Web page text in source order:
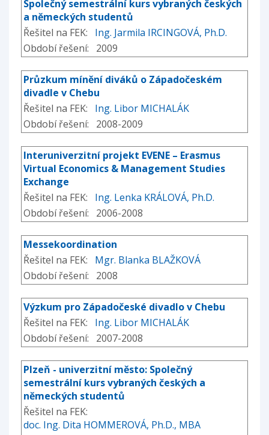
Společný semestrální kurs vybraných českých
a německých studentů
Řešitel na FEK: Ing. Jarmila IRCINGOVÁ, Ph.D.
Období řešení: 2009
Průzkum mínění diváků o Západočeském
divadle v Chebu
Řešitel na FEK: Ing. Libor MICHALÁK
Období řešení: 2008-2009
Interuniverzitní projekt EVENE – Erasmus
Virtual Economics & Management Studies
Exchange
Řešitel na FEK: Ing. Lenka KRÁLOVÁ, Ph.D.
Období řešení: 2006-2008
Messekoordination
Řešitel na FEK: Mgr. Blanka BLAŽKOVÁ
Období řešení: 2008
Výzkum pro Západočeské divadlo v Chebu
Řešitel na FEK: Ing. Libor MICHALÁK
Období řešení: 2007-2008
Plzeň - univerzitní město: Společný
semestrální kurs vybraných českých a
německých studentů
Řešitel na FEK:
doc. Ing. Dita HOMMEROVÁ, Ph.D., MBA